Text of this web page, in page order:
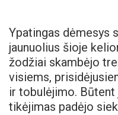
Ypatingas dėmesys
jaunuolius šioje
žodžiai skambėjo
visiems,
ir tobulėjimo. Būtent
tikėjimas padėjo